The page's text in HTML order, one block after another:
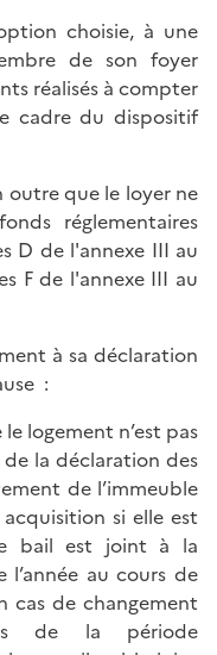
choisie, à une
de son foyer
réalisés à compter
cadre du dispositif
que le loyer ne
réglementaires
D de l'annexe III au
F de l'annexe III au
à sa déclaration
:
logement n’est pas
la déclaration des
de l’immeuble
si elle est
bail est joint à la
au cours de
cas de changement
de la période